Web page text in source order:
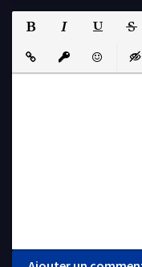
Insert LinkInsert protected
Emoticons